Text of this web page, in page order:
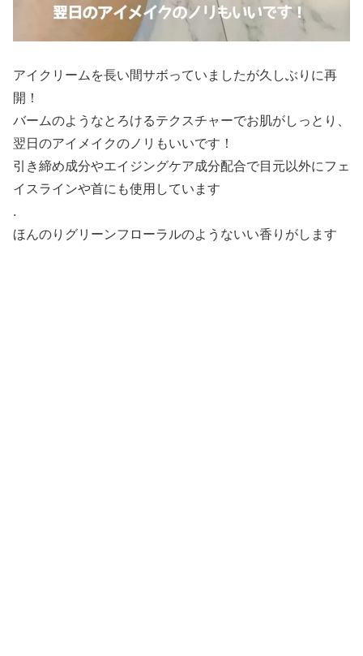
アイクリームを長い間サボっていましたが久しぶりに再
開！
バームのようなとろけるテクスチャーでお肌がしっとり、
翌日のアイメイクのノリもいいです！
引き締め成分やエイジングケア成分配合で目元以外にフェ
イスラインや首にも使用しています
.
ほんのりグリーンフローラルのようないい香りがします